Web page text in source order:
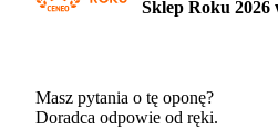
Sklep Roku 2026
Masz pytania o tę oponę?
Doradca odpowie od ręki.